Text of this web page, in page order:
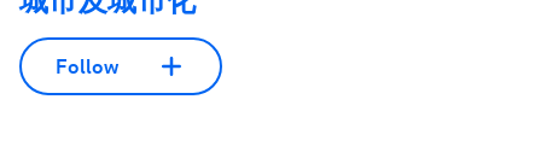
Follow